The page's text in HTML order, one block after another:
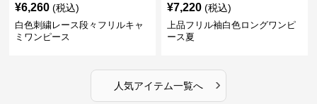
¥6,260 (税込)
白色刺繍レース段々フリルキャ
ミワンピース
¥7,220 (税込)
上品フリル袖白色ロングワンピ
ース夏
人気アイテム一覧へ ›